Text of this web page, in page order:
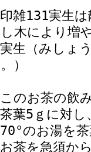
雑131実生
木により増
実生（みし
）
このお茶の飲
茶葉5ｇに対
70°のお湯を
お茶を急須か